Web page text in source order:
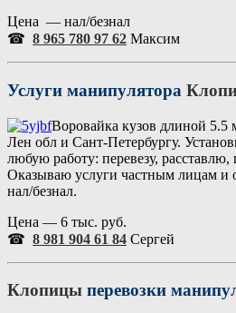
Цена — нал/безнал
☎ 8 965 780 97 62 Максим
Услуги манипулятора
Воровайка кузов длиной 5.5
Лен обл и Сант-Петербургу.
любую работу: перевезу, расставлю,
Оказываю услуги частным лицам и
нал/безнал.
Цена — 6 тыс. руб.
☎ 8 981 904 61 84 Сергей
Клопицы перевозки